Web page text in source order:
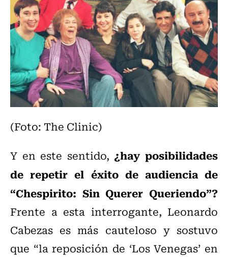
(Foto: The Clinic)
Y en este sentido,¿hay posibilidades
de repetir el éxito de audiencia de
“Chespirito: Sin Querer Queriendo”?
Frente a esta interrogante, Leonardo
Cabezas es más cauteloso y sostuvo
que “la reposición de ‘Los Venegas’ en